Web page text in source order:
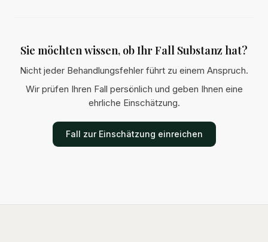
Sie möchten wissen, ob Ihr Fall Substanz hat?
Nicht jeder Behandlungsfehler führt zu einem Anspruch.
Wir prüfen Ihren Fall persönlich und geben Ihnen eine
ehrliche Einschätzung.
Fall zur Einschätzung einreichen